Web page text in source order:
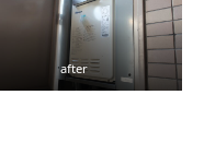
after